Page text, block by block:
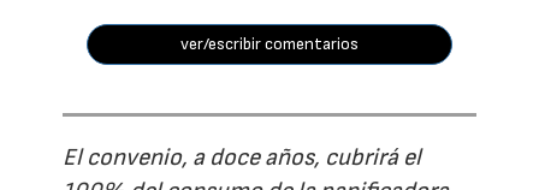
ver/escribir comentarios
El convenio, a doce años, cubrirá el